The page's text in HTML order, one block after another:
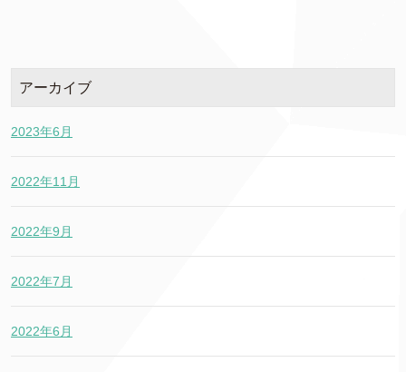
アーカイブ
2023年6月
2022年11月
2022年9月
2022年7月
2022年6月